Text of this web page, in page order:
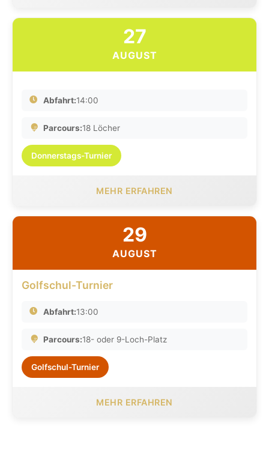
27
AUGUST
Abfahrt:14:00
Parcours:18 Löcher
Donnerstags-Turnier
MEHR ERFAHREN
29
AUGUST
Golfschul-Turnier
Abfahrt:13:00
Parcours:18- oder 9-Loch-Platz
Golfschul-Turnier
MEHR ERFAHREN